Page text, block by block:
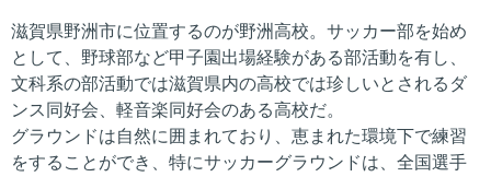
滋賀県野洲市に位置するのが野洲高校。サッカー部を始め
として、野球部など甲子園出場経験がある部活動を有し、
文科系の部活動では滋賀県内の高校では珍しいとされるダ
ンス同好会、軽音楽同好会のある高校だ。
グラウンドは自然に囲まれており、恵まれた環境下で練習
をすることができ、特にサッカーグラウンドは、全国選手